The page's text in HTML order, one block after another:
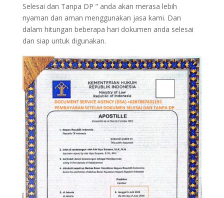
Selesai dan Tanpa DP ” anda akan merasa lebih
nyaman dan aman menggunakan jasa kami. Dan
dalam hitungan beberapa hari dokumen anda selesai
dan siap untuk digunakan.